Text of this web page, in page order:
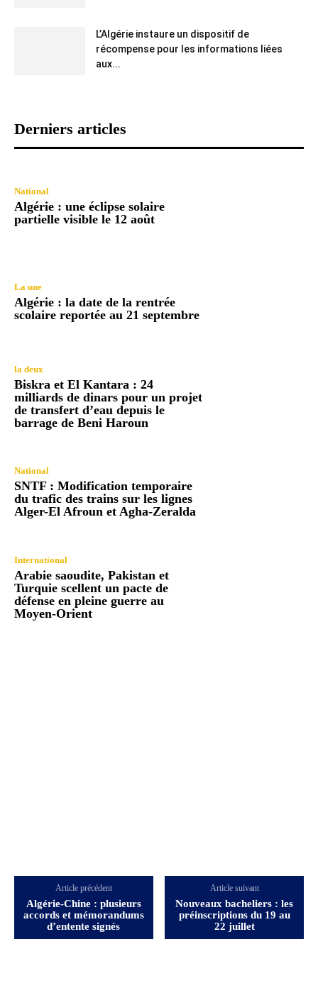
L’Algérie instaure un dispositif de
récompense pour les informations liées
aux...
Derniers articles
National
Algérie : une éclipse solaire
partielle visible le 12 août
La une
Algérie : la date de la rentrée
scolaire reportée au 21 septembre
la deux
Biskra et El Kantara : 24
milliards de dinars pour un projet
de transfert d’eau depuis le
barrage de Beni Haroun
National
SNTF : Modification temporaire
du trafic des trains sur les lignes
Alger-El Afroun et Agha-Zeralda
International
Arabie saoudite, Pakistan et
Turquie scellent un pacte de
défense en pleine guerre au
Moyen-Orient
Article précédent
Algérie-Chine : plusieurs
accords et mémorandums
d’entente signés
Article suivant
Nouveaux bacheliers : les
préinscriptions du 19 au
22 juillet